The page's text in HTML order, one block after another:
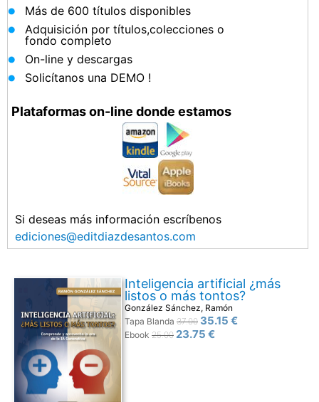
Más de 600 títulos disponibles
Adquisición por títulos,colecciones o
fondo completo
On-line y descargas
Solicítanos una DEMO !
Plataformas on-line donde estamos
Si deseas más información escríbenos
ediciones@editdiazdesantos.com
Inteligencia artificial ¿más
listos o más tontos?
González Sánchez, Ramón
Tapa Blanda 37.00 35.15 €
Ebook 25.00 23.75 €